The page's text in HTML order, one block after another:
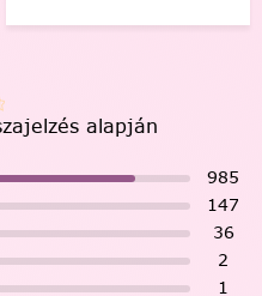
alapján
985
147
36
2
1